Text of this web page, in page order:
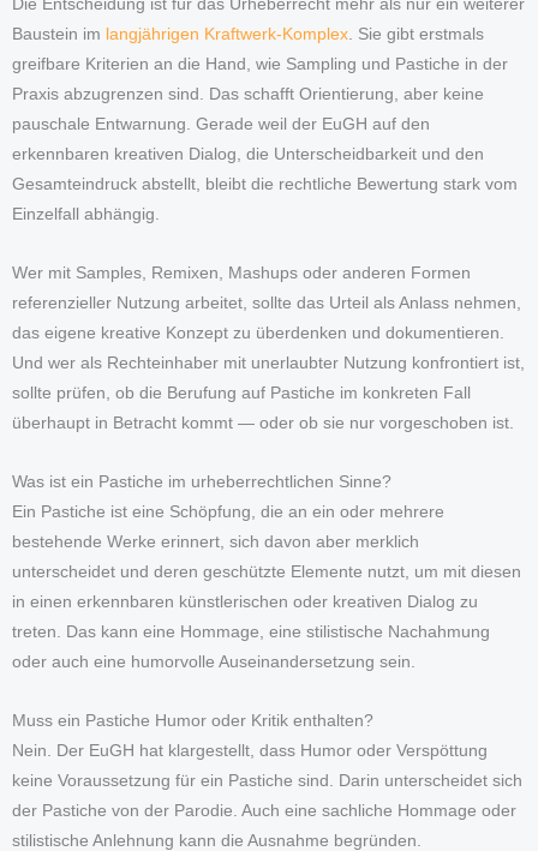
Die Entscheidung ist für das Urheberrecht mehr als nur ein weiterer
Baustein im langjährigen Kraftwerk-Komplex. Sie gibt erstmals
greifbare Kriterien an die Hand, wie Sampling und Pastiche in der
Praxis abzugrenzen sind. Das schafft Orientierung, aber keine
pauschale Entwarnung. Gerade weil der EuGH auf den
erkennbaren kreativen Dialog, die Unterscheidbarkeit und den
Gesamteindruck abstellt, bleibt die rechtliche Bewertung stark vom
Einzelfall abhängig.
Wer mit Samples, Remixen, Mashups oder anderen Formen
referenzieller Nutzung arbeitet, sollte das Urteil als Anlass nehmen,
das eigene kreative Konzept zu überdenken und dokumentieren.
Und wer als Rechteinhaber mit unerlaubter Nutzung konfrontiert ist,
sollte prüfen, ob die Berufung auf Pastiche im konkreten Fall
überhaupt in Betracht kommt — oder ob sie nur vorgeschoben ist.
Was ist ein Pastiche im urheberrechtlichen Sinne?
Ein Pastiche ist eine Schöpfung, die an ein oder mehrere
bestehende Werke erinnert, sich davon aber merklich
unterscheidet und deren geschützte Elemente nutzt, um mit diesen
in einen erkennbaren künstlerischen oder kreativen Dialog zu
treten. Das kann eine Hommage, eine stilistische Nachahmung
oder auch eine humorvolle Auseinandersetzung sein.
Muss ein Pastiche Humor oder Kritik enthalten?
Nein. Der EuGH hat klargestellt, dass Humor oder Verspöttung
keine Voraussetzung für ein Pastiche sind. Darin unterscheidet sich
der Pastiche von der Parodie. Auch eine sachliche Hommage oder
stilistische Anlehnung kann die Ausnahme begründen.